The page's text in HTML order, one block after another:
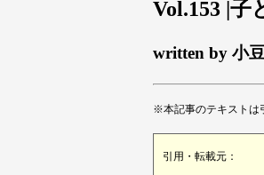
Vol.153 |
written by 小
※本記事のテキストは
引用・転載元：